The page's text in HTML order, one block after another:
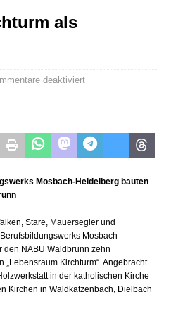
als
deaktiviert
Mosbach-Heidelberg bauten
Stare, Mauersegler und
Mosbach-
den NABU Waldbrunn zehn
„Lebensraum Kirchturm“. Angebracht
in der katholischen Kirche
Kirchen in Waldkatzenbach, Dielbach